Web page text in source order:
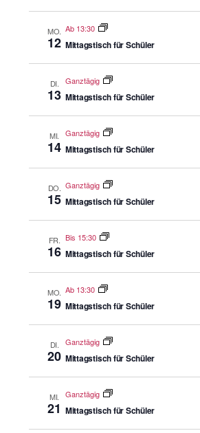
MO.
12
Ab 13:30
Mittagstisch für Schüler
DI.
13
Ganztägig
Mittagstisch für Schüler
MI.
14
Ganztägig
Mittagstisch für Schüler
DO.
15
Ganztägig
Mittagstisch für Schüler
FR.
16
Bis 15:30
Mittagstisch für Schüler
MO.
19
Ab 13:30
Mittagstisch für Schüler
DI.
20
Ganztägig
Mittagstisch für Schüler
MI.
21
Ganztägig
Mittagstisch für Schüler